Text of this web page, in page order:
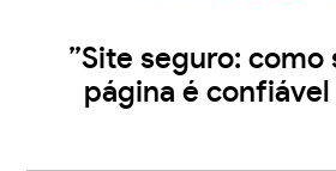
”Site seguro: como
página é confiável